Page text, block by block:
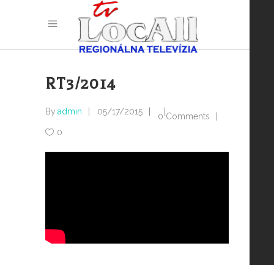
RT3/2014
By admin 05/17/2015
0 Comments
0